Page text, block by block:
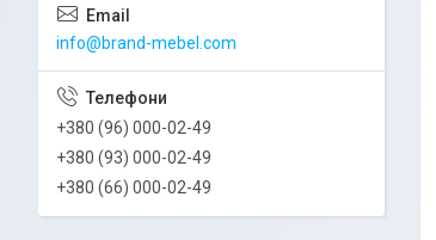
info@brand-mebel.com
+380 (96) 000-02-49
+380 (93) 000-02-49
+380 (66) 000-02-49